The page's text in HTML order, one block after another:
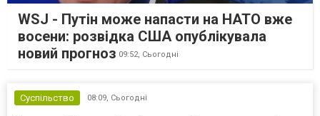
WSJ - Путін може напасти на НАТО вже
восени: розвідка США опублікувала
новий прогноз 09:52, Сьогодні
Суспільство 08:09, Сьогодні